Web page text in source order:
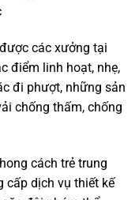
các xưởng tại
điểm linh hoạt, nhẹ,
đi phượt, những sản
chống thấm, chống
cách trẻ trung
cấp dịch vụ thiết kế